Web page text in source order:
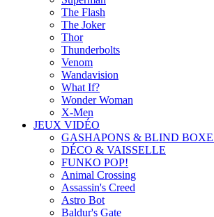
The Flash
The Joker
Thor
Thunderbolts
Venom
Wandavision
What If?
Wonder Woman
X-Men
JEUX VIDÉO
GASHAPONS & BLIND
DÉCO & VAISSELLE
FUNKO POP!
Animal Crossing
Assassin's Creed
Astro Bot
Baldur's Gate